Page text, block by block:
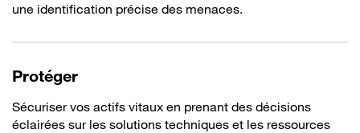
une identification précise des menaces.
Protéger
Sécuriser vos actifs vitaux en prenant des décisions
éclairées sur les solutions techniques et les ressources